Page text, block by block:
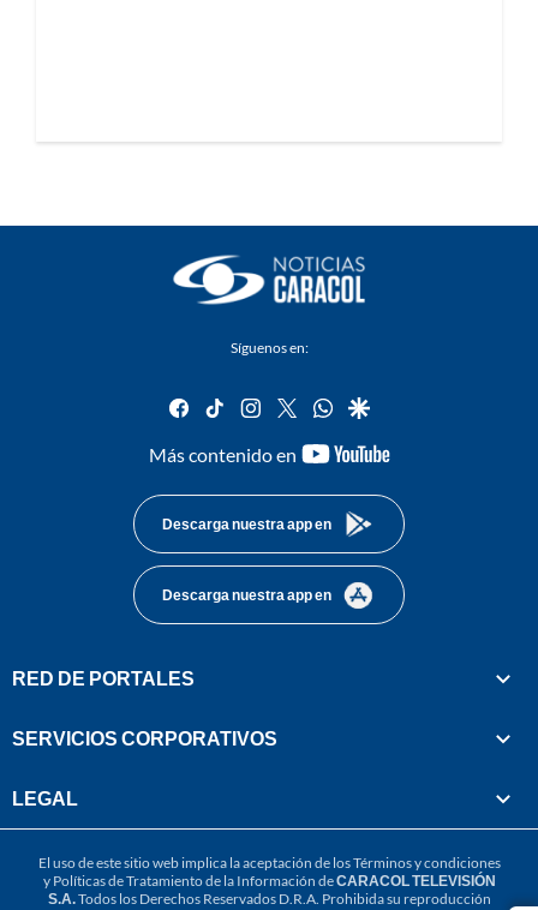
Síguenos en:
facebook
tiktok instagram
twitterwhatsapp
google
Más contenido en
youtube-
Descarga nuestra app en
Descarga nuestra app en
RED DE PORTALES
SERVICIOS CORPORATIVOS
LEGAL
El uso de este sitio web implica la aceptación de losTérminos y condiciones
y Políticas de Tratamiento de la Información deCARACOL TELEVISIÓN
S.A.Todos los Derechos Reservados D.R.A. Prohibida su reproducción